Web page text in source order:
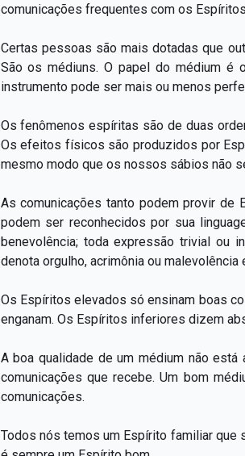
comunicações frequentes com os
Certas pessoas são mais dotadas que
São os médiuns. O papel do médium é
instrumento pode ser mais ou menos
Os fenômenos espíritas são de duas
Os efeitos físicos são produzidos por
mesmo modo que os nossos sábios não
As comunicações tanto podem provir de
podem ser reconhecidos por sua
benevolência; toda expressão trivial ou
denota orgulho, acrimônia ou
Os Espíritos elevados só ensinam boas
enganam. Os Espíritos inferiores dizem
A boa qualidade de um médium não
comunicações que recebe. Um bom
comunicações.
Todos nós temos um Espírito familiar que